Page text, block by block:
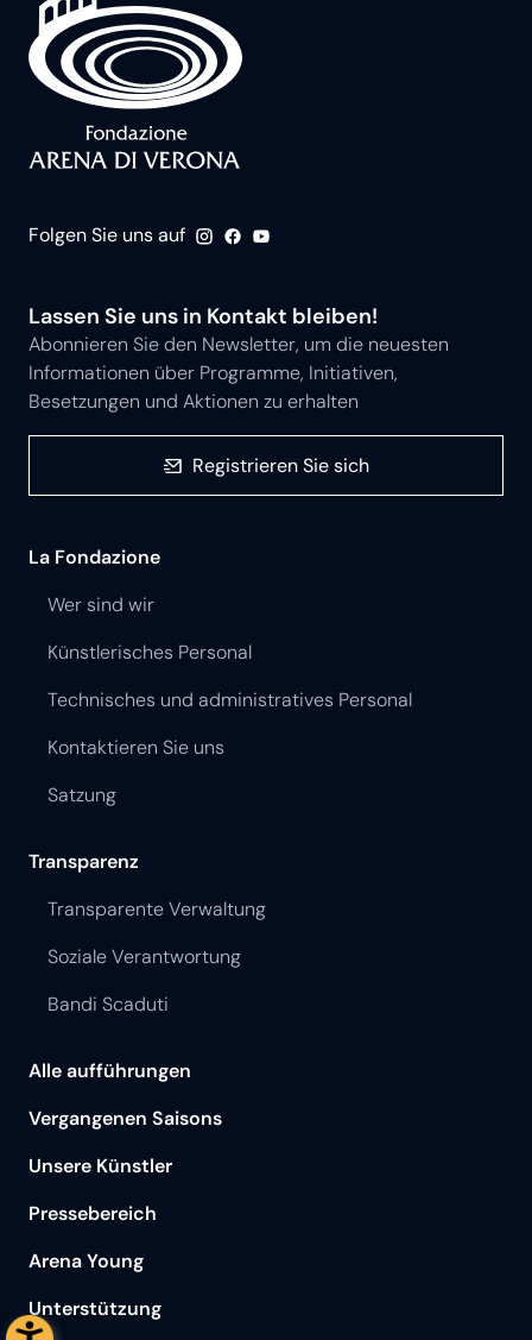
Folgen Sie uns auf
Lassen Sie uns in Kontakt bleiben!
Abonnieren Sie den Newsletter, um die neuesten
Informationen über Programme, Initiativen,
Besetzungen und Aktionen zu erhalten
Registrieren Sie sich
La Fondazione
Wer sind wir
Künstlerisches Personal
Technisches und administratives Personal
Kontaktieren Sie uns
Satzung
Transparenz
Transparente Verwaltung
Soziale Verantwortung
Bandi Scaduti
Alle aufführungen
Vergangenen Saisons
Unsere Künstler
Pressebereich
Arena Young
Unterstützung